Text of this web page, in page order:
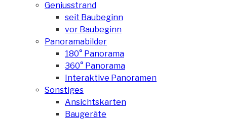
Geniusstrand
seit Baubeginn
vor Baubeginn
Panoramabilder
180° Panorama
360° Panorama
Interaktive Panoramen
Sonstiges
Ansichtskarten
Baugeräte